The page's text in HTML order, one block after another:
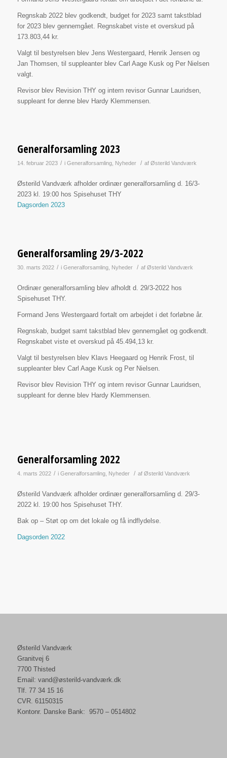
Regnskab 2022 blev godkendt, budget for 2023 samt takstblad
for 2023 blev gennemgået. Regnskabet viste et overskud på
173.803,44 kr.
Valgt til bestyrelsen blev Jens Westergaard, Henrik Jensen og
Jan Thomsen, til suppleanter blev Carl Aage Kusk og Per Nielsen
valgt.
Revisor blev Revision THY og intern revisor Gunnar Lauridsen,
suppleant for denne blev Hardy Klemmensen.
Generalforsamling 2023
14. februar 2023 / i Generalforsamling, Nyheder / af Østerild Vandværk
Østerild Vandværk afholder ordinær generalforsamling d. 16/3-
2023 kl. 19:00 hos Spisehuset THY
Dagsorden 2023
Generalforsamling 29/3-2022
30. marts 2022 / i Generalforsamling, Nyheder / af Østerild Vandværk
Ordinær generalforsamling blev afholdt d. 29/3-2022 hos
Spisehuset THY.
Formand Jens Westergaard fortalt om arbejdet i det forløbne år.
Regnskab, budget samt takstblad blev gennemgået og godkendt.
Regnskabet viste et overskud på 45.494,13 kr.
Valgt til bestyrelsen blev Klavs Heegaard og Henrik Frost, til
suppleanter blev Carl Aage Kusk og Per Nielsen.
Revisor blev Revision THY og intern revisor Gunnar Lauridsen,
suppleant for denne blev Hardy Klemmensen.
Generalforsamling 2022
4. marts 2022 / i Generalforsamling, Nyheder / af Østerild Vandværk
Østerild Vandværk afholder ordinær generalforsamling d. 29/3-
2022 kl. 19:00 hos Spisehuset THY.
Bak op – Støt op om det lokale og få indflydelse.
Dagsorden 2022
Østerild Vandværk
Granitvej 6
7700 Thisted
Email: vand@østerild-vandværk.dk
Tlf. 77 34 15 16
CVR. 61150315
Kontonr. Danske Bank: 9570 – 0514802